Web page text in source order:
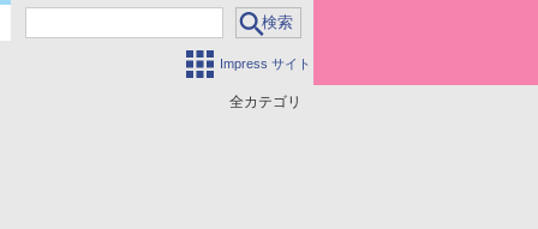
Impress サイト
全カテゴリ